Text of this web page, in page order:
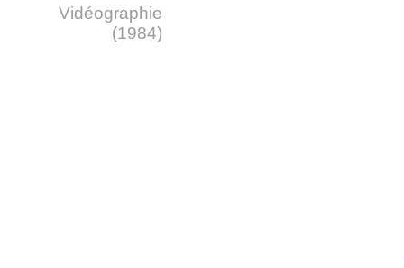
Vidéographie
(1984)